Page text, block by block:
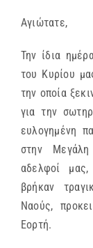
Αγιώτατε,
Την ίδια
του Κυρίου
την οποία
για την
ευλογημένη
στην Μεγάλη
αδελφοί μας,
βρήκαν
Ναούς,
Εορτή.